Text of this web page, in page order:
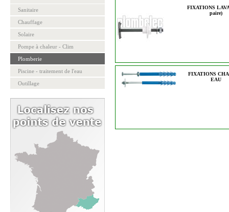
Sanitaire
Chauffage
Solaire
Pompe à chaleur - Clim
Plomberie
Piscine - traitement de l'eau
Outillage
FIXATIONS
paire)
FIXATIONS
EAU